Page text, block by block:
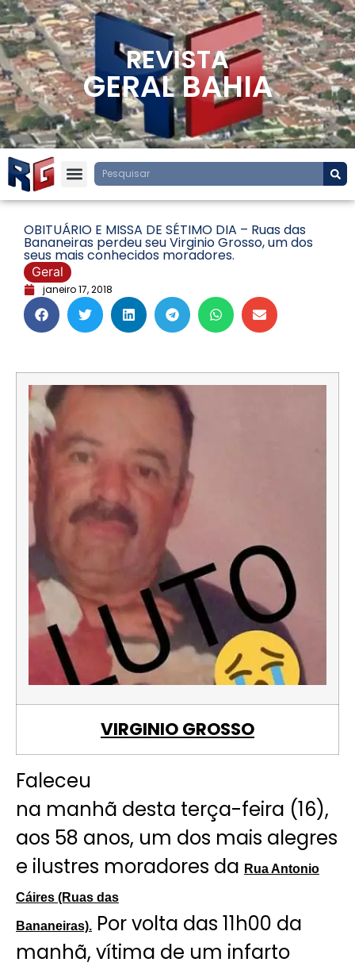
REVISTA
GERAL BAHIA
OBITUÁRIO E MISSA DE SÉTIMO DIA – Ruas das
Bananeiras perdeu seu Virginio Grosso, um dos
seus mais conhecidos moradores.
Geral
janeiro 17, 2018
VIRGINIO GROSSO
Faleceu
na manhã desta terça-feira (16),
aos 58 anos, um dos mais alegres
e ilustres moradores da Rua Antonio
Cáires (Ruas das
Bananeiras). Por volta das 11h00 da
manhã, vítima de um infarto